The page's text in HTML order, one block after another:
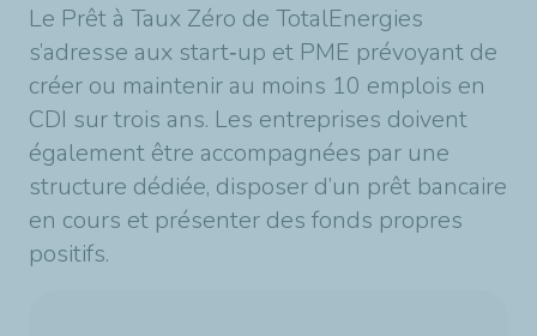
Le Prêt à Taux Zéro de TotalEnergies
s’adresse aux start‑up et PME prévoyant de
créer ou maintenir au moins 10 emplois en
CDI sur trois ans. Les entreprises doivent
également être accompagnées par une
structure dédiée, disposer d’un prêt bancaire
en cours et présenter des fonds propres
positifs.